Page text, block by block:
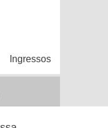
Ingressos